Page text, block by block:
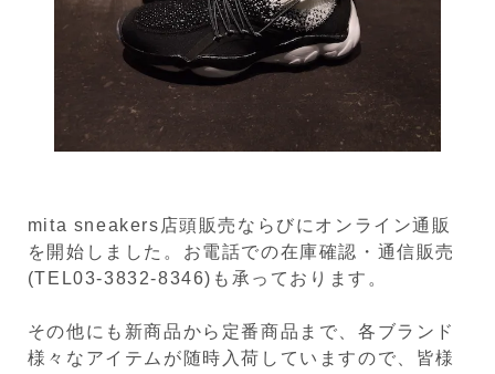
mita sneakers店頭販売ならびにオンライン通販
を開始しました。お電話での在庫確認・通信販売
(TEL03-3832-8346)も承っております。
その他にも新商品から定番商品まで、各ブランド
様々なアイテムが随時入荷していますので、皆様